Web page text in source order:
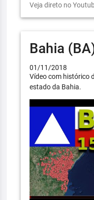
Veja direto no
Bahia
01/11/2018
Vídeo com histórico
estado da Bahia.